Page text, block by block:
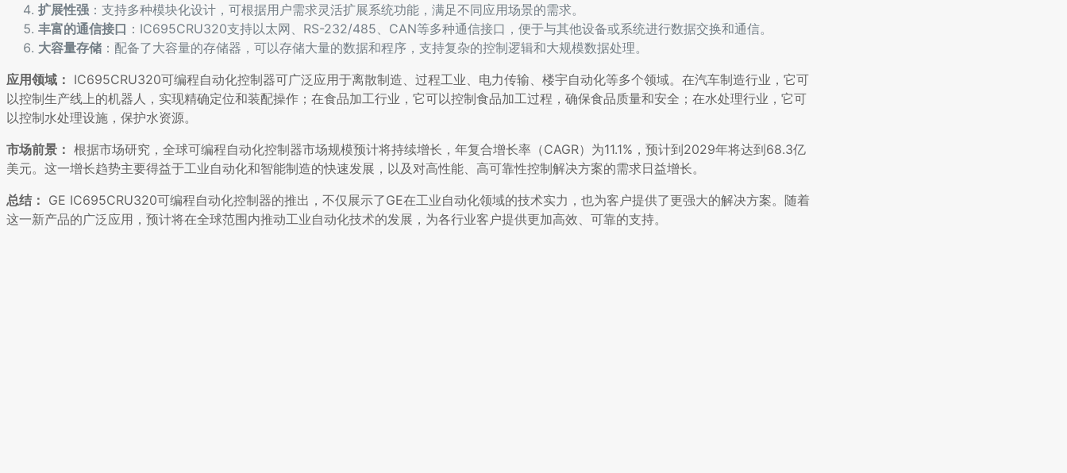
扩展性强 ：支持多种模块化设计，可根据用户需求灵活扩展系统功能，满足不同应用场景的需求。
丰富的通信接口 ：IC695CRU320支持以太网、RS-232/485、CAN等多种通信接口，便于与其他设备或系统进行数据交换和通信。
大容量存储 ：配备了大容量的存储器，可以存储大量的数据和程序，支持复杂的控制逻辑和大规模数据处理。
应用领域： IC695CRU320可编程自动化控制器可广泛应用于离散制造、过程工业、电力传输、楼宇自动化等多个领域。在汽车制造行业，它可
以控制生产线上的机器人，实现精确定位和装配操作；在食品加工行业，它可以控制食品加工过程，确保食品质量和安全；在水处理行业，它可
以控制水处理设施，保护水资源。
市场前景： 根据市场研究，全球可编程自动化控制器市场规模预计将持续增长，年复合增长率（CAGR）为11.1%，预计到2029年将达到68.3亿
美元。这一增长趋势主要得益于工业自动化和智能制造的快速发展，以及对高性能、高可靠性控制解决方案的需求日益增长。
总结： GE IC695CRU320可编程自动化控制器的推出，不仅展示了GE在工业自动化领域的技术实力，也为客户提供了更强大的解决方案。随着
这一新产品的广泛应用，预计将在全球范围内推动工业自动化技术的发展，为各行业客户提供更加高效、可靠的支持。